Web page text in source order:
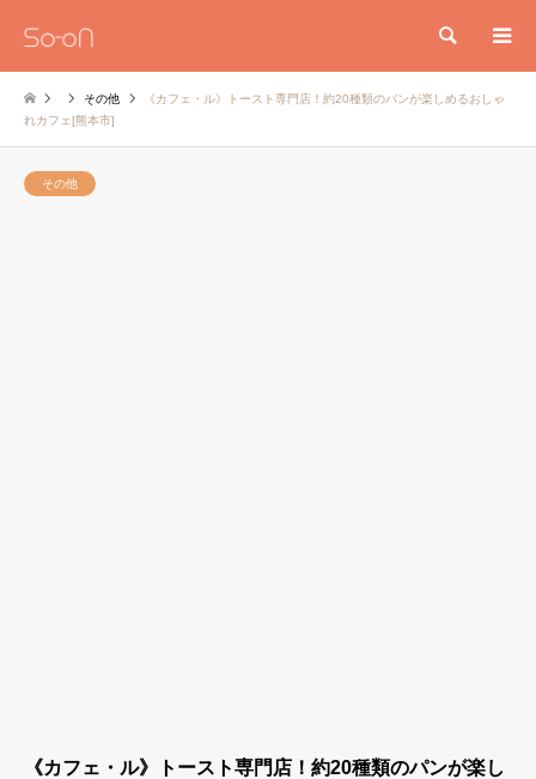
検索
その他
《カフェ・ル》トースト専門店！約20種類のパンが楽しめるおしゃ
れカフェ[熊本市]
その他
《カフェ・ル》トースト専門店！約20種類のパンが楽し